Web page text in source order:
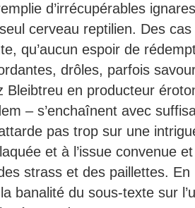
d’irrécupérables
cerveau reptilien. Des
qu’aucun espoir de
drôles, parfois
Bleibtreu en producteur
– s’enchaînent avec
pas trop sur une
et à l’issue convenue
strass et des paillettes. En
banalité du sous-texte sur